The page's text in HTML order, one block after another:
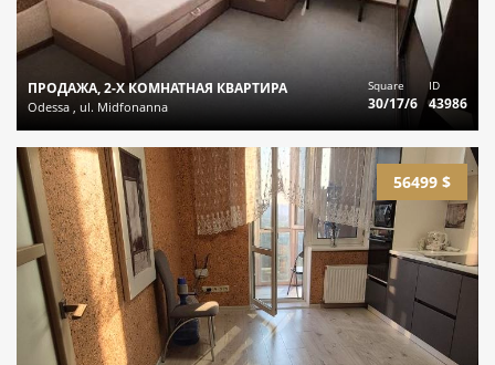
ПРОДАЖА, 2-Х КОМНАТНАЯ КВАРТИРА
Odessa , ul. Midfonanna
Square
30/17/6
ID
43986
56499 $